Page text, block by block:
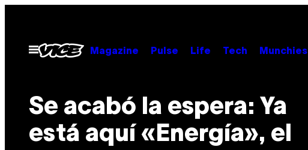
contenido
Abrir
Menú
Magazine Pulse Life Tech Munchies
Se acabó la espera: Ya
está aquí «Energía», el